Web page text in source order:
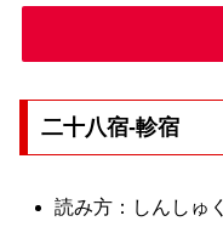
二十八宿-軫宿
読み方：しんしゅく